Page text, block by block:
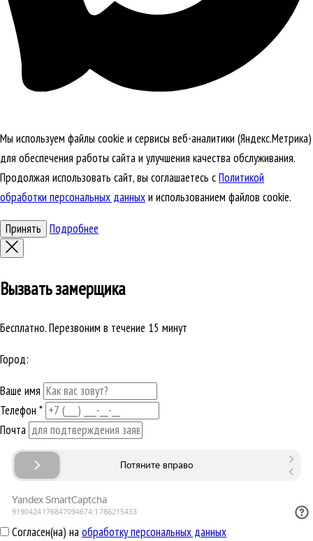
Мы используем файлы cookie и сервисы веб-аналитики (Яндекс.Метрика)
для обеспечения работы сайта и улучшения качества обслуживания.
Продолжая использовать сайт, вы соглашаетесь сПолитикой
обработки персональных данныхи использованием файлов cookie.
Принять Подробнее
Вызвать замерщика
Бесплатно. Перезвоним в течение 15 минут
Город:
Ваше имя
Телефон *
Почта
Согласен(на) наобработку персональных данных